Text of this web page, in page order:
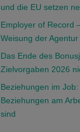
und die EU setzen
Employer of Record
Weisung der
Das Ende des
Zielvorgaben 2026
Beziehungen im Job:
Beziehungen am
sind